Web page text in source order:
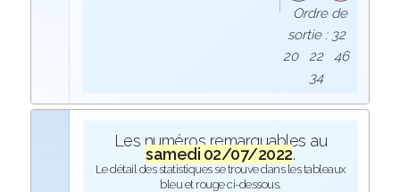
Ordre de
sortie : 32
20 22 46
34
Les numéros remarquables au
samedi 02/07/2022.
Le détail des statistiques se trouve dans les tableaux
bleu et rouge ci-dessous.